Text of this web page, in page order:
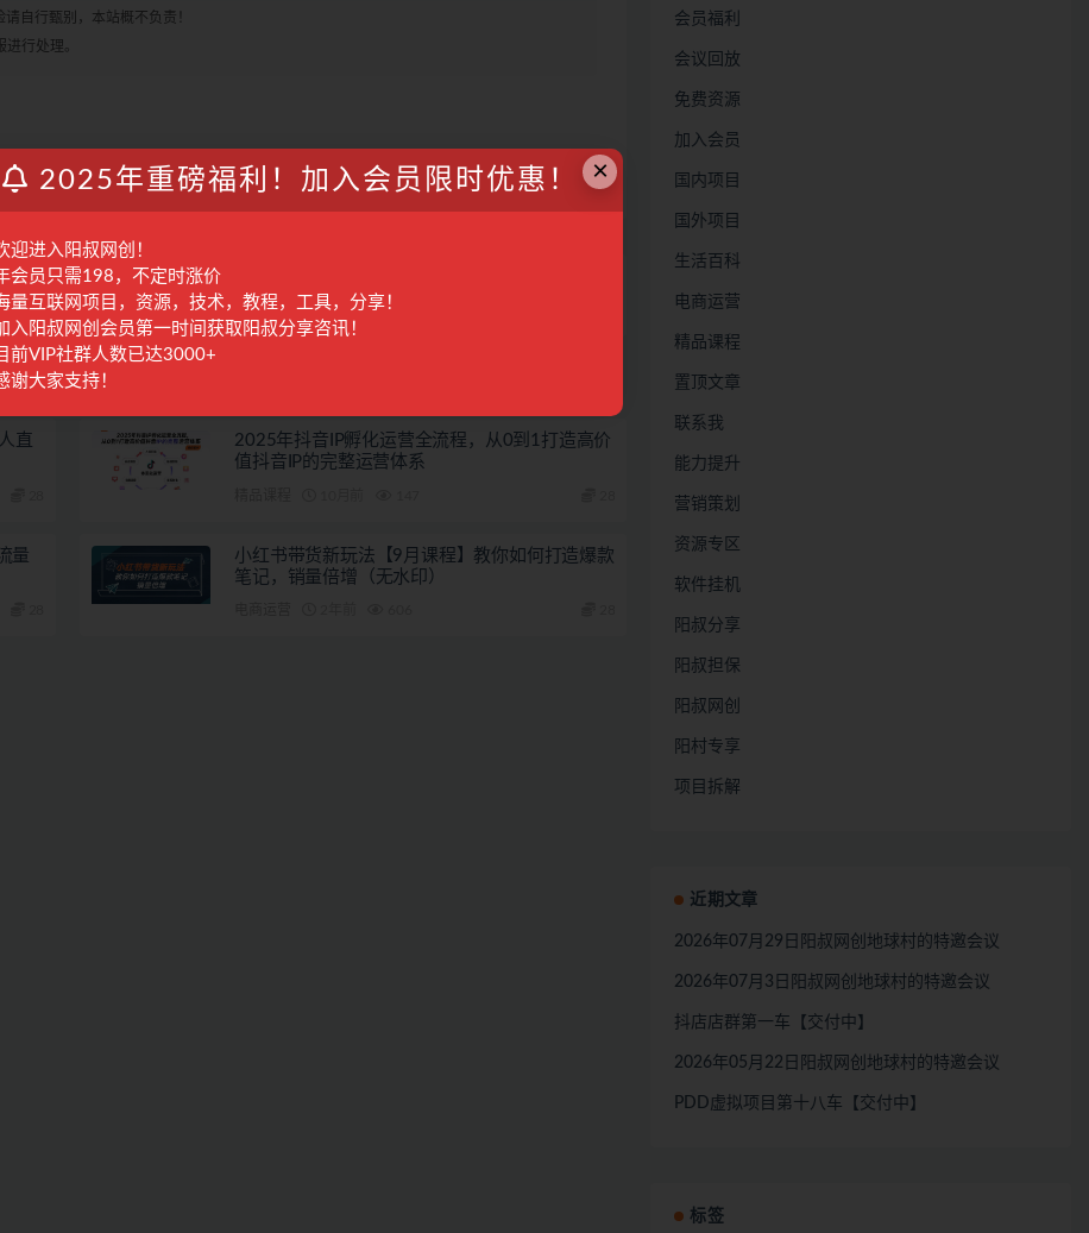
自行甄别，本站概不负责！
行处理。
收藏 海报 链接
一篇
阶段
节）
下一篇
短视频带货爆单实操：1000粉丝稳定月入1w+一台手机可操作
（55节课）
直
2025年抖音IP孵化运营全流程，从0到1打造高价
值抖音IP的完整运营体系
量
小红书带货新玩法【9月课程】教你如何打造爆款
笔记，销量倍增（无水印）
会员福利
会议回放
免费资源
加入会员
国内项目
国外项目
生活百科
电商运营
精品课程
置顶文章
联系我
能力提升
营销策划
资源专区
软件挂机
阳叔分享
阳叔担保
阳叔网创
阳村专享
项目拆解
近期文章
2026年07月29日阳叔网创地球村的特邀会议
2026年07月3日阳叔网创地球村的特邀会议
抖店店群第一车【交付中】
2026年05月22日阳叔网创地球村的特邀会议
PDD虚拟项目第十八车【交付中】
标签
×
2025年重磅福利！加入会员限时优惠！
迎进入阳叔网创！
会员只需198，不定时涨价
量互联网项目，资源，技术，教程，工具，分享！
入阳叔网创会员第一时间获取阳叔分享咨讯！
前VIP社群人数已达3000+
谢大家支持！